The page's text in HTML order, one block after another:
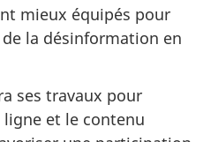
mieux équipés pour
la désinformation en
ses travaux pour
et le contenu